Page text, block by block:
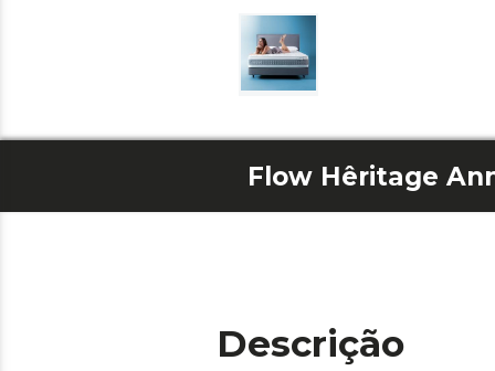
Flow Hêritage
Descrição